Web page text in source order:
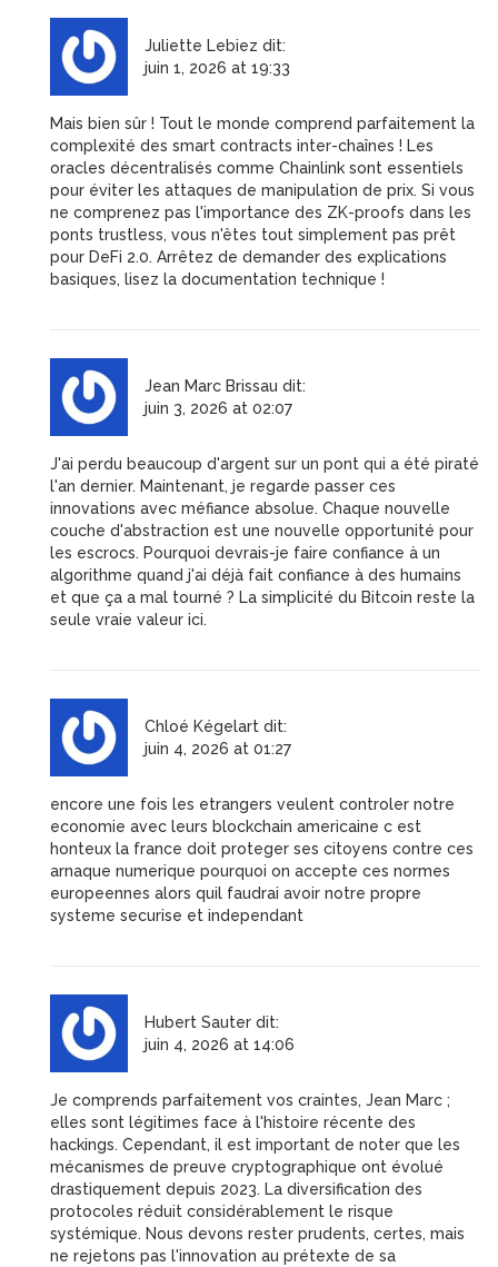
Juliette Lebiez dit:
juin 1, 2026 at 19:33
Mais bien sûr ! Tout le monde comprend parfaitement la
complexité des smart contracts inter-chaînes ! Les
oracles décentralisés comme Chainlink sont essentiels
pour éviter les attaques de manipulation de prix. Si vous
ne comprenez pas l'importance des ZK-proofs dans les
ponts trustless, vous n'êtes tout simplement pas prêt
pour DeFi 2.0. Arrêtez de demander des explications
basiques, lisez la documentation technique !
Jean Marc Brissau dit:
juin 3, 2026 at 02:07
J'ai perdu beaucoup d'argent sur un pont qui a été piraté
l'an dernier. Maintenant, je regarde passer ces
innovations avec méfiance absolue. Chaque nouvelle
couche d'abstraction est une nouvelle opportunité pour
les escrocs. Pourquoi devrais-je faire confiance à un
algorithme quand j'ai déjà fait confiance à des humains
et que ça a mal tourné ? La simplicité du Bitcoin reste la
seule vraie valeur ici.
Chloé Kégelart dit:
juin 4, 2026 at 01:27
encore une fois les etrangers veulent controler notre
economie avec leurs blockchain americaine c est
honteux la france doit proteger ses citoyens contre ces
arnaque numerique pourquoi on accepte ces normes
europeennes alors quil faudrai avoir notre propre
systeme securise et independant
Hubert Sauter dit:
juin 4, 2026 at 14:06
Je comprends parfaitement vos craintes, Jean Marc ;
elles sont légitimes face à l'histoire récente des
hackings. Cependant, il est important de noter que les
mécanismes de preuve cryptographique ont évolué
drastiquement depuis 2023. La diversification des
protocoles réduit considérablement le risque
systémique. Nous devons rester prudents, certes, mais
ne rejetons pas l'innovation au prétexte de sa